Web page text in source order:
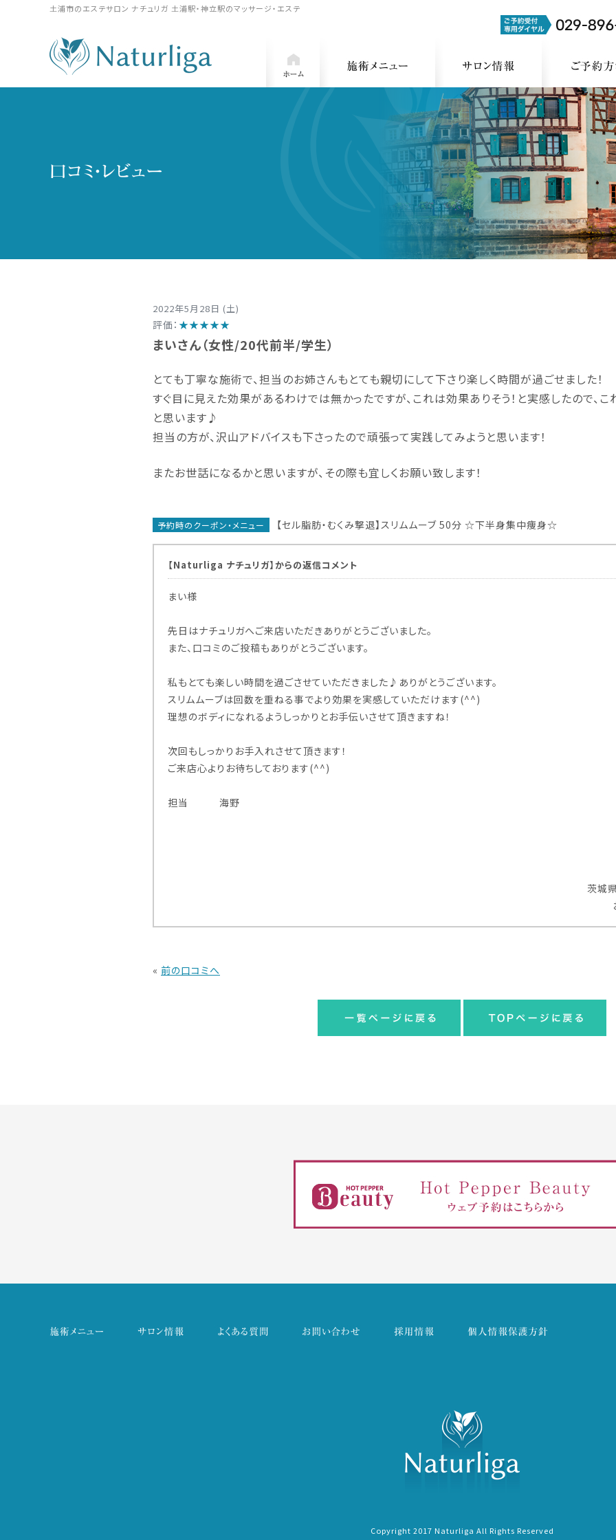
土浦市のエステサロン ナチュリガ 土浦駅・神立駅のマッサージ・エステ
2022年5月28日 (土)
評価： ★★★★★
まいさん（女性/20代前半/学生）
とても丁寧な施術で、担当のお姉さんもとても親切にして下さり楽しく時間が過ごせました！
すぐ目に見えた効果があるわけでは無かったですが、これは効果ありそう！と実感したので、
と思います♪
担当の方が、沢山アドバイスも下さったので頑張って実践してみようと思います！
またお世話になるかと思いますが、その際も宜しくお願い致します！
予約時のクーポン・メニュー 【セル脂肪・むくみ撃退】スリムムーブ 50分 ☆下半身集中痩身☆
【Naturliga ナチュリガ】からの返信コメント
まい様
先日はナチュリガへご来店いただきありがとうございました。
また、口コミのご投稿もありがとうございます。
私もとても楽しい時間を過ごさせていただきました♪ありがとうございます。
スリムムーブは回数を重ねる事でより効果を実感していただけます(^^)
理想のボディになれるようしっかりとお手伝いさせて頂きますね！
次回もしっかりお手入れさせて頂きます！
ご来店心よりお待ちしております(^^)
担当 海野
茨城
« 前の口コミへ
Copyright 2017 Naturliga All Rights Reserved